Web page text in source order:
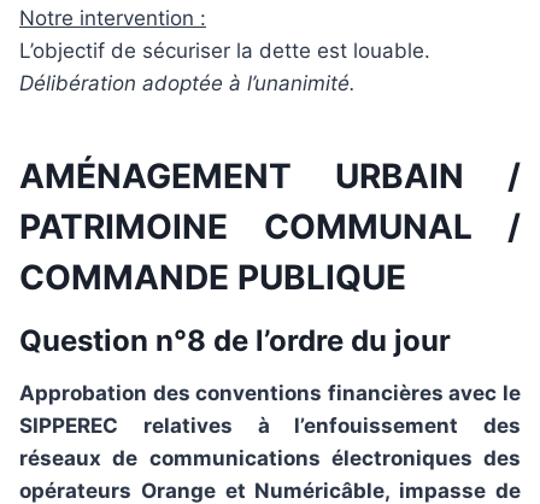
Notre intervention :
L’objectif de sécuriser la dette est louable.
Délibération adoptée à l’unanimité.
AMÉNAGEMENT URBAIN /
PATRIMOINE COMMUNAL /
COMMANDE PUBLIQUE
Question n°8 de l’ordre du jour
Approbation des conventions financières avec le
SIPPEREC relatives à l’enfouissement des
réseaux de communications électroniques des
opérateurs Orange et Numéricâble, impasse de